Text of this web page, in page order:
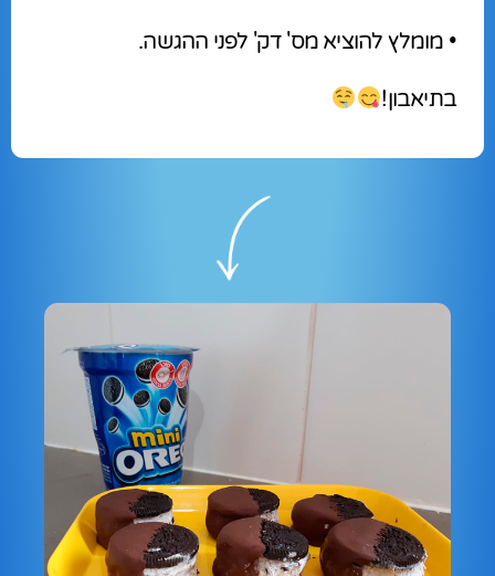
• מומלץ להוציא מס' דק' לפני ההגשה.
בתיאבון!